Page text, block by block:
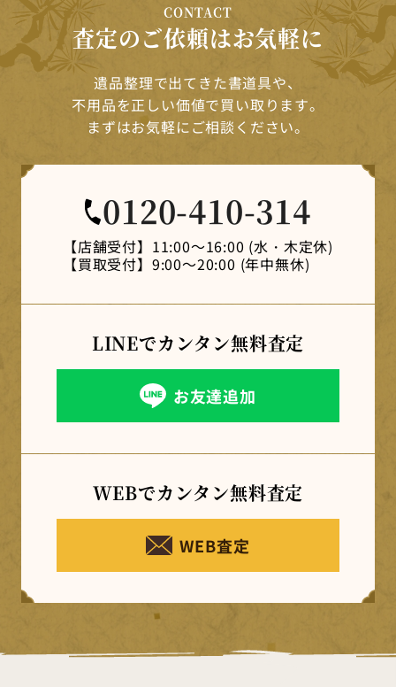
CONTACT
査定のご依頼はお気軽に
遺品整理で出てきた書道具や、
不用品を正しい価値で買い取ります。
まずはお気軽にご相談ください。
0120-410-314
【店舗受付】 11:00～16:00 (水・木定休)
【買取受付】 9:00～20:00 (年中無休)
LINEでカンタン無料査定
お友達追加
WEBでカンタン無料査定
WEB査定